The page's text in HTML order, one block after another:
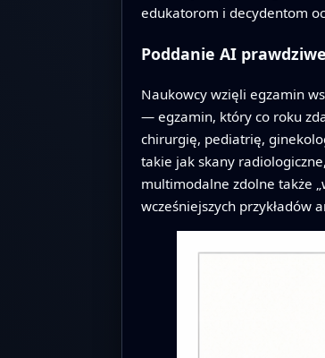
edukatorom i decydentom
Poddanie AI
Naukowcy wzięli egzamin
— egzamin, który co roku
chirurgię, pediatrię,
takie jak skany
multimodalne zdolne także
wcześniejszych przykładów